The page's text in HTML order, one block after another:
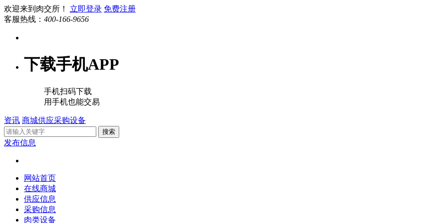
欢迎来到肉交所！ 立即登录 免费注册
客服热线： 400-166-9656
下载手机APP
手机扫码下载
用手机也能交易
资讯 商城供应采购设备
搜索
发布信息
网站首页
在线商城
供应信息
采购信息
肉类设备